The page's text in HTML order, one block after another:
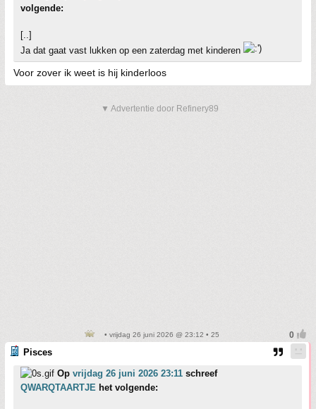
volgende:
[..]
Ja dat gaat vast lukken op een zaterdag met kinderen
Voor zover ik weet is hij kinderloos
▼ Advertentie door Refinery89
• vrijdag 26 juni 2026 @ 23:12 • 25
Pisces
Op vrijdag 26 juni 2026 23:11 schreef
QWARQTAARTJE het volgende: